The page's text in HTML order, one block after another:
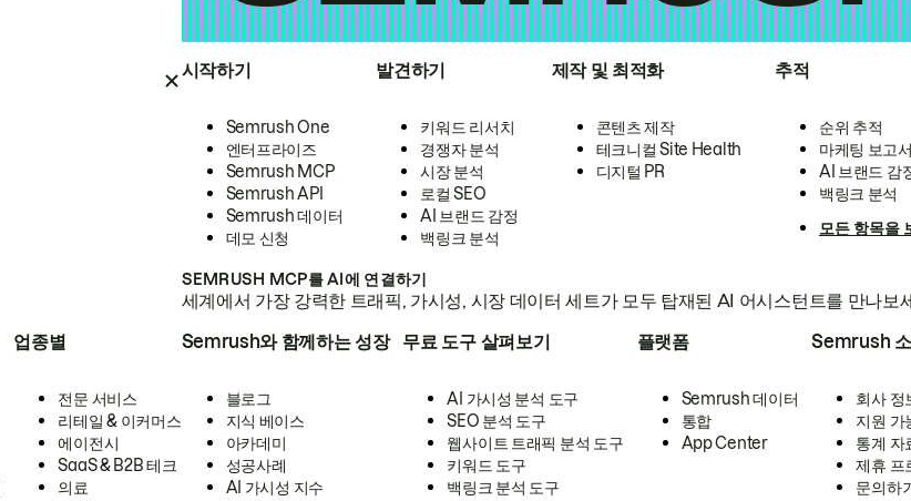
시작하기
Semrush One
엔터프라이즈
Semrush MCP
Semrush API
Semrush 데이터
데모 신청
발견하기
키워드 리서치
경쟁자 분석
시장 분석
로컬 SEO
AI 브랜드 감정
백링크 분석
제작 및 최적화
콘텐츠 제작
테크니컬 Site Health
디지털 PR
추적
순위 추적
마케팅 보고
AI 브랜드 감
백링크 분석
모든 항목을
SEMRUSH MCP를 AI에 연결하기
세계에서 가장 강력한 트래픽, 가시성, 시장 데이터 세트가 모두 탑재된 AI 어시스턴트를 만나보
업종별
전문 서비스
리테일 & 이커머스
에이전시
SaaS & B2B 테크
의료
Semrush와 함께하는 성장
블로그
지식 베이스
아카데미
성공사례
AI 가시성 지수
무료 도구 살펴보기
AI 가시성 분석 도구
SEO 분석 도구
웹사이트 트래픽 분석 도구
키워드 도구
백링크 분석 도구
플랫폼
Semrush 데이터
통합
App Center
Semrush
회사 정
지원 가
통계 자
제휴 프
문의하